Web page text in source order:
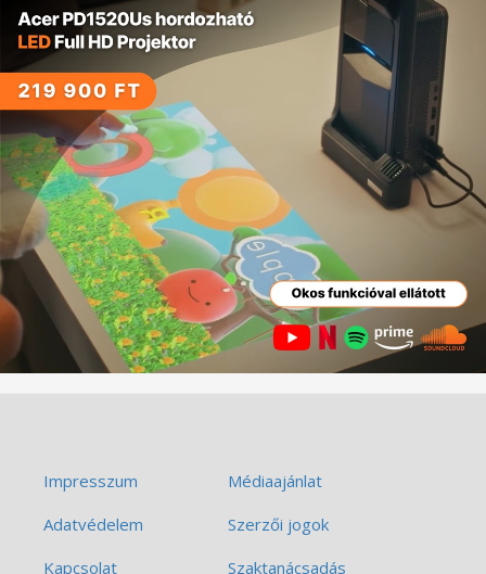
Impresszum
Médiaajánlat
Adatvédelem
Szerzői jogok
Kapcsolat
Szaktanácsadás